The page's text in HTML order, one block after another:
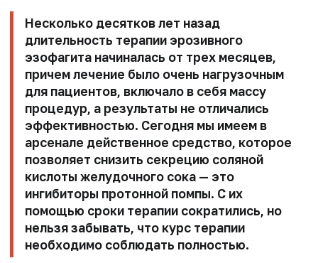
Несколько десятков лет назад
длительность терапии эрозивного
эзофагита начиналась от трех месяцев,
причем лечение было очень нагрузочным
для пациентов, включало в себя массу
процедур, а результаты не отличались
эффективностью. Сегодня мы имеем в
арсенале действенное средство, которое
позволяет снизить секрецию соляной
кислоты желудочного сока — это
ингибиторы протонной помпы. С их
помощью сроки терапии сократились, но
нельзя забывать, что курс терапии
необходимо соблюдать полностью.